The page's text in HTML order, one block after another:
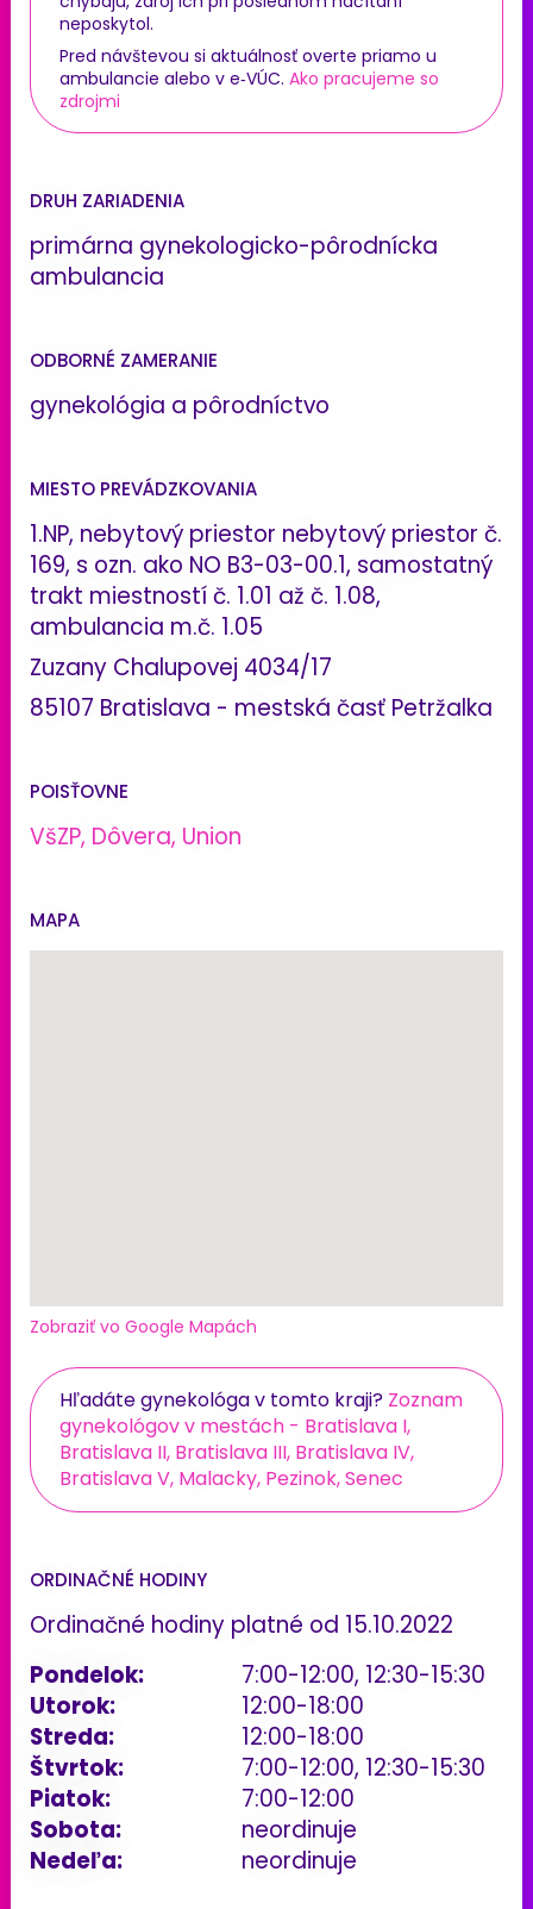
neposkytol.
Pred návštevou si aktuálnosť overte priamo u
ambulancie alebo v e‑VÚC. Ako pracujeme so
zdrojmi
DRUH ZARIADENIA
primárna gynekologicko-pôrodnícka
ambulancia
ODBORNÉ ZAMERANIE
gynekológia a pôrodníctvo
MIESTO PREVÁDZKOVANIA
1.NP, nebytový priestor nebytový priestor č.
169, s ozn. ako NO B3-03-00.1, samostatný
trakt miestností č. 1.01 až č. 1.08,
ambulancia m.č. 1.05
Zuzany Chalupovej 4034/17
85107 Bratislava - mestská časť Petržalka
POISŤOVNE
VšZP, Dôvera, Union
MAPA
Zobraziť vo Google Mapách
Hľadáte gynekológa v tomto kraji? Zoznam
gynekológov v mestách - Bratislava I,
Bratislava II, Bratislava III, Bratislava IV,
Bratislava V, Malacky, Pezinok, Senec
ORDINAČNÉ HODINY
Ordinačné hodiny platné od 15.10.2022
Pondelok:
7:00-12:00, 12:30-15:30
Utorok:
12:00-18:00
Streda:
12:00-18:00
Štvrtok:
7:00-12:00, 12:30-15:30
Piatok:
7:00-12:00
Sobota:
neordinuje
Nedeľa:
neordinuje